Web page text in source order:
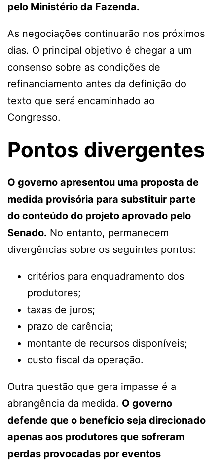
pelo Ministério da Fazenda.
As negociações continuarão nos próximos
dias. O principal objetivo é chegar a um
consenso sobre as condições de
refinanciamento antes da definição do
texto que será encaminhado ao
Congresso.
Pontos divergentes
O governo apresentou uma proposta de
medida provisória para substituir parte
do conteúdo do projeto aprovado pelo
Senado. No entanto, permanecem
divergências sobre os seguintes pontos:
critérios para enquadramento dos
produtores;
taxas de juros;
prazo de carência;
montante de recursos disponíveis;
custo fiscal da operação.
Outra questão que gera impasse é a
abrangência da medida. O governo
defende que o benefício seja direcionado
apenas aos produtores que sofreram
perdas provocadas por eventos